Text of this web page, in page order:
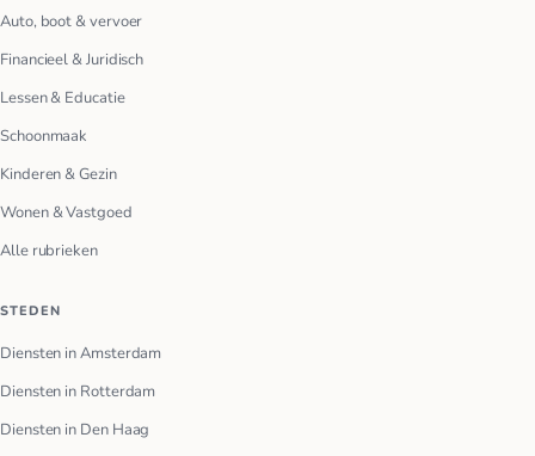
Auto, boot & vervoer
Financieel & Juridisch
Lessen & Educatie
Schoonmaak
Kinderen & Gezin
Wonen & Vastgoed
Alle rubrieken
STEDEN
Diensten in Amsterdam
Diensten in Rotterdam
Diensten in Den Haag